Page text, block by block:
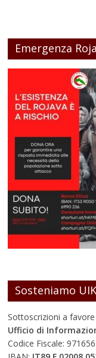
Emergenza
Sosteniamo
Sottoscrizioni a favore
Ufficio di
Codice Fiscale: